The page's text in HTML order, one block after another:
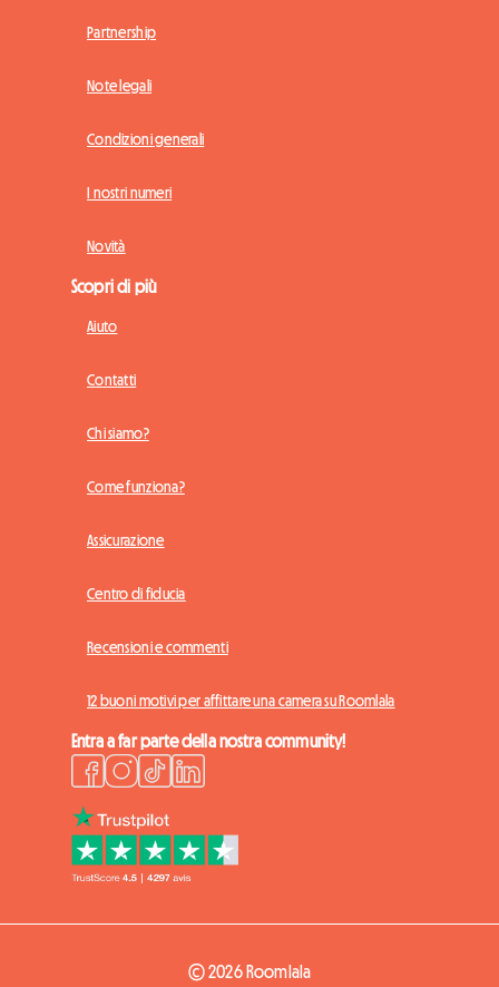
Partnership
Note legali
Condizioni generali
I nostri numeri
Novità
Scopri di più
Aiuto
Contatti
Chi siamo?
Come funziona?
Assicurazione
Centro di fiducia
Recensioni e commenti
12 buoni motivi per affittare una camera su Roomlala
Entra a far parte della nostra community!
© 2026 Roomlala